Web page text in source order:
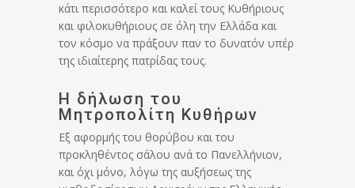
κάτι περισσότερο και καλεί τους Κυθήριους
και φιλοκυθήριους σε όλη την Ελλάδα και
τον κόσμο να πράξουν παν το δυνατόν υπέρ
της ιδιαίτερης πατρίδας τους.
Η δήλωση του
Μητροπολίτη Κυθήρων
Εξ αφορμής του θορύβου και του
προκληθέντος σάλου ανά το Πανελλήνιον,
και όχι μόνο, λόγω της αυξήσεως της